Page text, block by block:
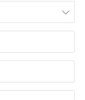
återkommer till dig